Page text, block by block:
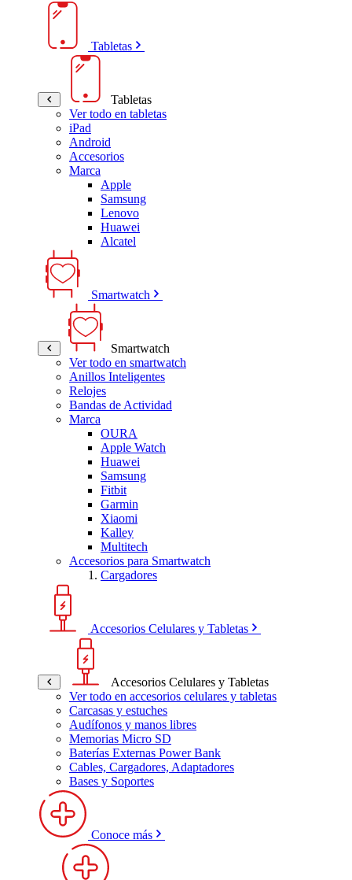
Tabletas
Tabletas
Ver todo en tabletas
iPad
Android
Accesorios
Marca
Apple
Samsung
Lenovo
Huawei
Alcatel
Smartwatch
Smartwatch
Ver todo en smartwatch
Anillos Inteligentes
Relojes
Bandas de Actividad
Marca
OURA
Apple Watch
Huawei
Samsung
Fitbit
Garmin
Xiaomi
Kalley
Multitech
Accesorios para Smartwatch
Cargadores
Accesorios Celulares y Tabletas
Accesorios Celulares y Tabletas
Ver todo en accesorios celulares y tabletas
Carcasas y estuches
Audífonos y manos libres
Memorias Micro SD
Baterías Externas Power Bank
Cables, Cargadores, Adaptadores
Bases y Soportes
Conoce más